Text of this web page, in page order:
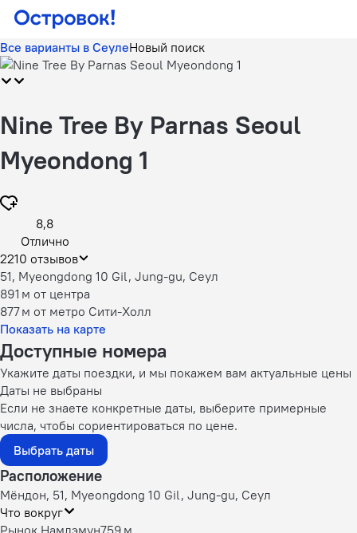
Все варианты в СеулеНовый поиск
Nine Tree By Parnas Seoul
Myeondong 1
8,8
Отлично
2210 отзывов
51, Myeongdong 10 Gil, Jung-gu, Сеул
891 м от центра
877 м от метро Сити-Холл
Показать на карте
Доступные номера
Укажите даты поездки, и мы покажем вам актуальные цены
Даты не выбраны
Если не знаете конкретные даты, выберите примерные
числа, чтобы сориентироваться по цене.
Выбрать даты
Расположение
Мёндон, 51, Myeongdong 10 Gil, Jung-gu, Сеул
Что вокруг
Рынок Намдэмун759 м